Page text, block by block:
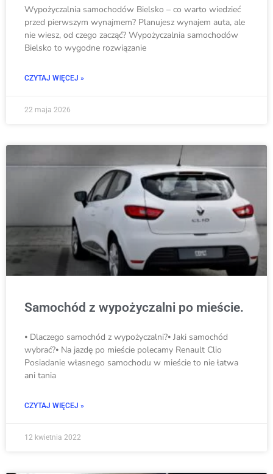
Wypożyczalnia samochodów Bielsko – co warto wiedzieć
przed pierwszym wynajmem? Planujesz wynajem auta, ale
nie wiesz, od czego zacząć? Wypożyczalnia samochodów
Bielsko to wygodne rozwiązanie
CZYTAJ WIĘCEJ »
22 maja 2026
Samochód z wypożyczalni po mieście.
⦁ Dlaczego samochód z wypożyczalni?⦁ Jaki samochód
wybrać?⦁ Na jazdę po mieście polecamy Renault Clio
Posiadanie własnego samochodu w mieście to nie łatwa
ani tania
CZYTAJ WIĘCEJ »
12 kwietnia 2022